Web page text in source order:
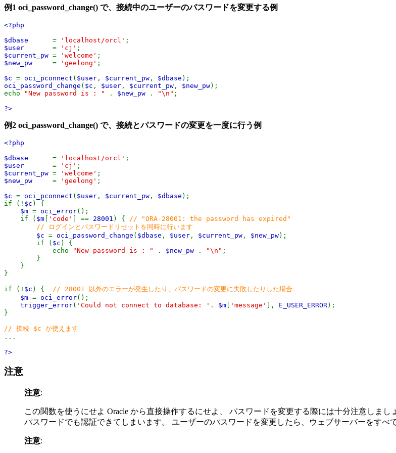
例1 oci_password_change() で、接続中のユーザーのパスワードを変更する例
<?php
$dbase = 'localhost/orcl' ;
$user = 'cj' ;
$current_pw = 'welcome' ;
$new_pw = 'geelong' ;
$c = oci_pconnect ( $user , $current_pw , $dbase );
oci_password_change ( $c , $user , $current_pw , $new_pw);
echo
"New password is : " . $new_pw . "\n" ;
?>
例2 oci_password_change() で、接続とパスワードの変更を一度に行う例
<?php
$dbase = 'localhost/orcl' ;
$user = 'cj' ;
$current_pw = 'welcome' ;
$new_pw = 'geelong' ;
$c = oci_pconnect ( $user , $current_pw , $dbase );
if (! $c ) {
$m = oci_error();
if ( $m [ 'code' ] == 28001 ) {
// "ORA-28001: the password has expired"
// ログインとパスワードリセットを同時に行います
$c = oci_password_change ( $dbase , $user , $current_pw , $new_pw);
if ( $c ) {
echo
"New password is : " . $new_pw . "\n" ;
}
}
}
if (! $c ) {
// 28001 以外のエラーが発生したり、パスワードの変更に失敗したりした場合
$m = oci_error();
trigger_error( 'Could not connect to database: ' . $m [ 'message' ], E_USER_ERROR);
}
// 接続 $c が使えます
...
?>
注意
注意:
この関数を使うにせよ Oracle から直接操作するにせよ、 パスワードを変更する際には十分注意しま
パスワードでも認証できてしまいます。 ユーザーのパスワードを変更したら、ウェブサーバーをすべ
注意: